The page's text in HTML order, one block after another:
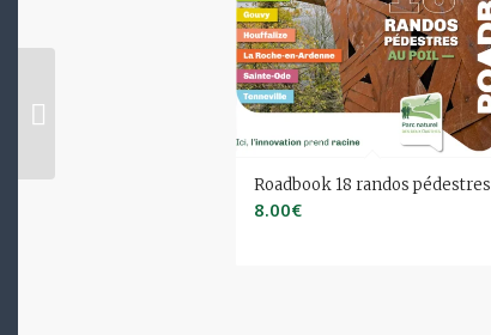
Roadbook 18 randos pédestres
8.00€